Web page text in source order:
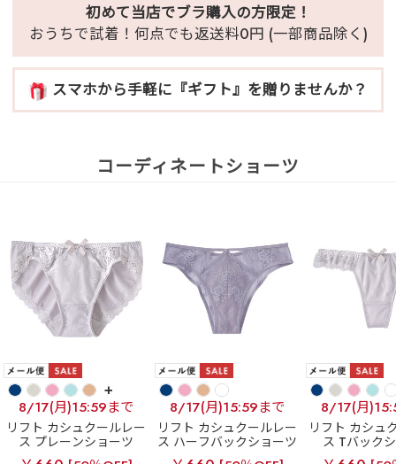
初めて当店でブラ購入の方限定！
おうちで試着！何点でも返送料0円 (一部商品除く)
スマホから手軽に『ギフト』を贈りませんか？
コーディネートショーツ
+
8/17(月)15:59まで
リフト カシュクールレー
ス プレーンショーツ
8/17(月)15:59まで
リフト カシュクールレー
ス ハーフバックショーツ
8/17(月
リフト カシュ
ス Tバック